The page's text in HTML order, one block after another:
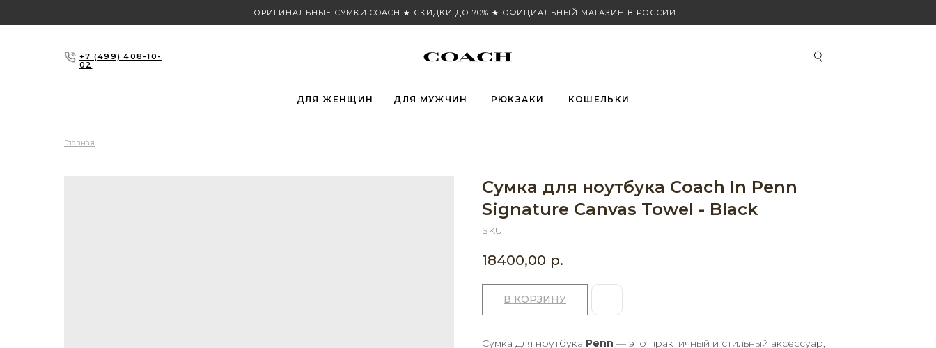
ОРИГИНАЛЬНЫЕ СУМКИ COACH ★ СКИДКИ ДО 70% ★ ОФИЦИАЛЬНЫЙ МАГАЗИН В РОССИИ
+7 (499) 408-10-
02
ДЛЯ ЖЕНЩИН ДЛЯ МУЖЧИН РЮКЗАКИ КОШЕЛЬКИ
Главная
Сумка для ноутбука Coach In Penn
Signature Canvas Towel - Black
SKU:
18400,00 р.
В КОРЗИНУ
Сумка для ноутбука Penn — это практичный и стильный аксессуар,